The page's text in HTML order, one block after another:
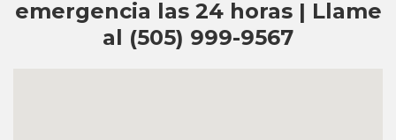
emergencia las 24 horas | Llame
al (505) 999-9567